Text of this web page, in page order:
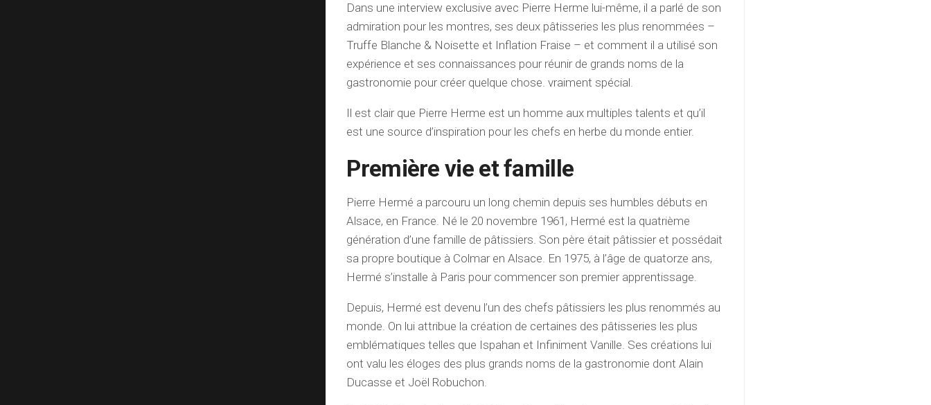
Dans une interview exclusive avec Pierre Herme lui-même, il a parlé de son
admiration pour les montres, ses deux pâtisseries les plus renommées –
Truffe Blanche & Noisette et Inflation Fraise – et comment il a utilisé son
expérience et ses connaissances pour réunir de grands noms de la
gastronomie pour créer quelque chose. vraiment spécial.
Il est clair que Pierre Herme est un homme aux multiples talents et qu’il
est une source d’inspiration pour les chefs en herbe du monde entier.
Première vie et famille
Pierre Hermé a parcouru un long chemin depuis ses humbles débuts en
Alsace, en France. Né le 20 novembre 1961, Hermé est la quatrième
génération d’une famille de pâtissiers. Son père était pâtissier et possédait
sa propre boutique à Colmar en Alsace. En 1975, à l’âge de quatorze ans,
Hermé s’installe à Paris pour commencer son premier apprentissage.
Depuis, Hermé est devenu l’un des chefs pâtissiers les plus renommés au
monde. On lui attribue la création de certaines des pâtisseries les plus
emblématiques telles que Ispahan et Infiniment Vanille. Ses créations lui
ont valu les éloges des plus grands noms de la gastronomie dont Alain
Ducasse et Joël Robuchon.